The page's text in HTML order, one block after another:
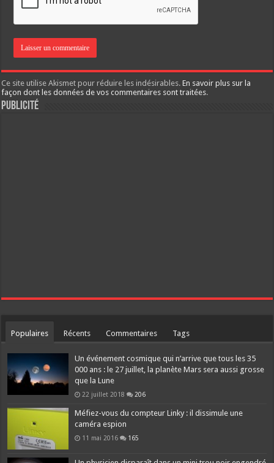
Ce site utilise Akismet pour réduire les indésirables.En savoir plus sur la
façon dont les données de vos commentaires sont traitées.
Publicité
Populaires Récents Commentaires Tags
Un événement cosmique qui n’arrive que tous les 35
000 ans : le 27 juillet, la planète Mars sera aussi grosse
que la Lune
22 juillet 2018 206
Méfiez-vous du compteur Linky : il dissimule une
caméra espion
11 mai 2016 165